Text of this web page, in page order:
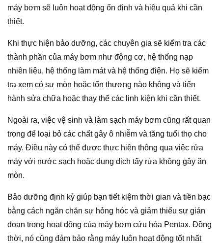
máy bơm sẽ luôn hoạt động ổn định và hiệu quả khi cần
thiết.
Khi thực hiện bảo dưỡng, các chuyên gia sẽ kiểm tra các
thành phần của máy bơm như động cơ, hệ thống nạp
nhiên liệu, hệ thống làm mát và hệ thống điện. Họ sẽ kiểm
tra xem có sự mòn hoặc tổn thương nào không và tiến
hành sửa chữa hoặc thay thế các linh kiện khi cần thiết.
Ngoài ra, việc vệ sinh và làm sạch máy bơm cũng rất quan
trọng để loại bỏ các chất gây ô nhiễm và tăng tuổi thọ cho
máy. Điều này có thể được thực hiện thông qua việc rửa
máy với nước sạch hoặc dung dịch tẩy rửa không gây ăn
mòn.
Bảo dưỡng định kỳ giúp bạn tiết kiệm thời gian và tiền bạc
bằng cách ngăn chặn sự hỏng hóc và giảm thiểu sự gián
đoạn trong hoạt động của máy bơm cứu hỏa Pentax. Đồng
thời, nó cũng đảm bảo rằng máy luôn hoạt động tốt nhất